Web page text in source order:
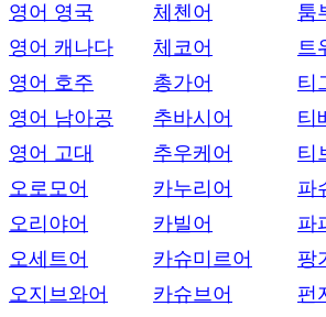
영어 영국
영어 캐나다
영어 호주
영어 남아공
영어 고대
오로모어
오리야어
오세트어
오지브와어
체첸어
체코어
총가어
추바시어
추우케어
카누리어
카빌어
카슈미르어
카슈브어
툼
트
티
티
티
파
파
팡
펀